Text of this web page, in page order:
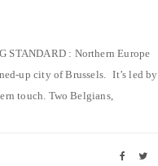
STANDARD : Northern Europe
up city of Brussels. It’s led by
touch. Two Belgians,